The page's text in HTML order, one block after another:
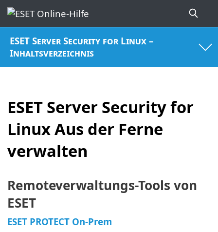
ESET Server Security for Linux –
Inhaltsverzeichnis
ESET Server Security for
Linux Aus der Ferne
verwalten
Remoteverwaltungs-Tools von
ESET
ESET PROTECT On-Prem